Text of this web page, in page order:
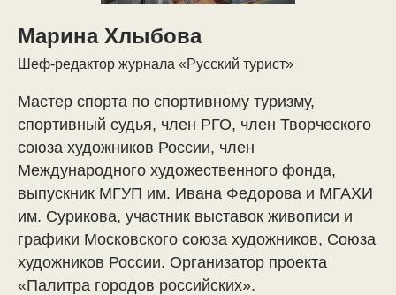
Марина Хлыбова
Шеф-редактор журнала «Русский турист»
Мастер спорта по спортивному туризму,
спортивный судья, член РГО, член Творческого
союза художников России, член
Международного художественного фонда,
выпускник МГУП им. Ивана Федорова и МГАХИ
им. Сурикова, участник выставок живописи и
графики Московского союза художников, Союза
художников России. Организатор проекта
«Палитра городов российских».